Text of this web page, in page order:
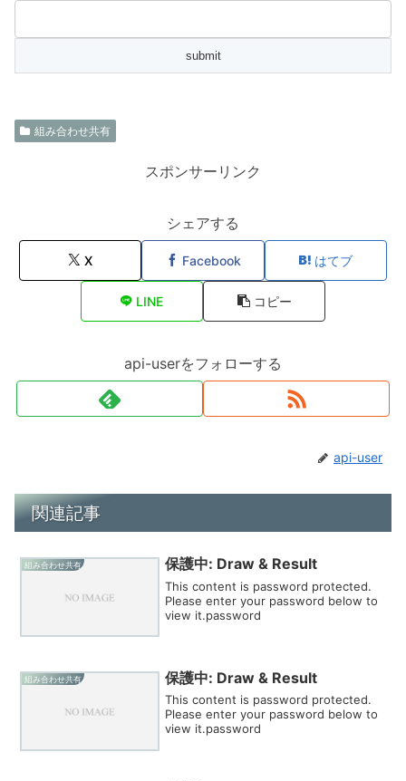
組み合わせ共有
スポンサーリンク
シェアする
X Facebook はてブ
LINE コピー
api-userをフォローする
api-user
関連記事
組み合わせ共有 保護中: Draw & Result
This content is password protected.
Please enter your password below to
view it.password
組み合わせ共有 保護中: Draw & Result
This content is password protected.
Please enter your password below to
view it.password